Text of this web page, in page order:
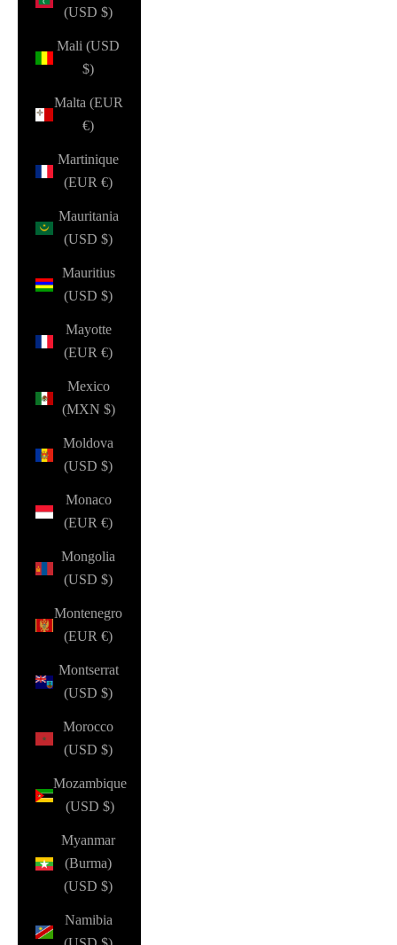
(USD $)
Mali (USD
$)
Malta (EUR
€)
Martinique
(EUR €)
Mauritania
(USD $)
Mauritius
(USD $)
Mayotte
(EUR €)
Mexico
(MXN $)
Moldova
(USD $)
Monaco
(EUR €)
Mongolia
(USD $)
Montenegro
(EUR €)
Montserrat
(USD $)
Morocco
(USD $)
Mozambique
(USD $)
Myanmar
(Burma)
(USD $)
Namibia